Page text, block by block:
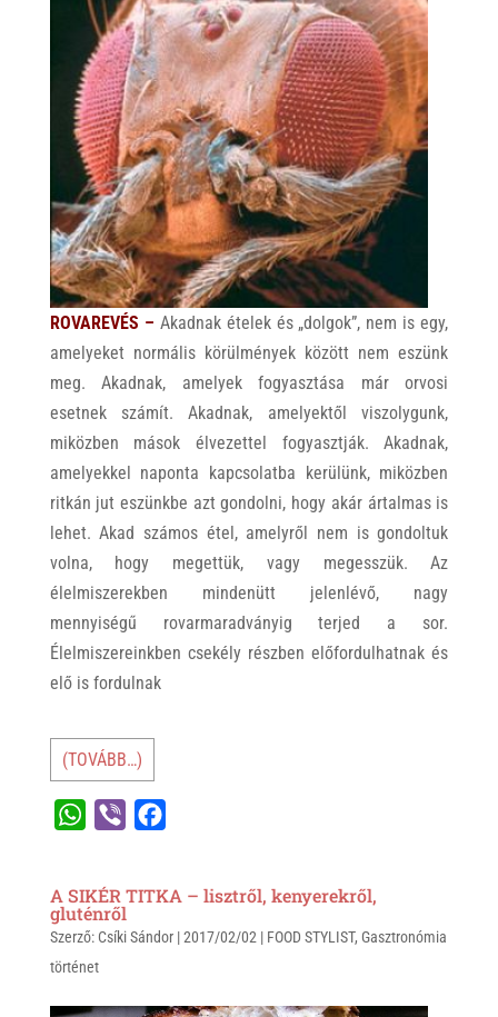
ROVAREVÉS – Akadnak ételek és „dolgok”, nem is egy,
amelyeket normális körülmények között nem eszünk
meg. Akadnak, amelyek fogyasztása már orvosi
esetnek számít. Akadnak, amelyektől viszolygunk,
miközben mások élvezettel fogyasztják. Akadnak,
amelyekkel naponta kapcsolatba kerülünk, miközben
ritkán jut eszünkbe azt gondolni, hogy akár ártalmas is
lehet. Akad számos étel, amelyről nem is gondoltuk
volna, hogy megettük, vagy megesszük. Az
élelmiszerekben mindenütt jelenlévő, nagy
mennyiségű rovarmaradványig terjed a sor.
Élelmiszereinkben csekély részben előfordulhatnak és
elő is fordulnak
(TOVÁBB…)
t
s
A
e
r
e
b
A SIKÉR TITKA – lisztről, kenyerekről,
gluténről
Szerző: Csíki Sándor|2017/02/02 | FOOD STYLIST, Gasztronómia
történet